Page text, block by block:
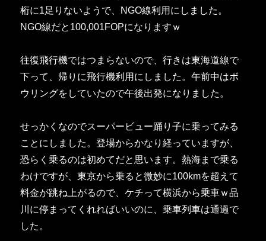
桁に1足りないようで、NGO線利用にしました。
NGO線だと100,001FOPになりますｗ
往復飛行機ではつまらないので、行きは東海道線で
下って、帰りに飛行機利用にしました。午前中はボ
ウリングをしていたので午後出発になりました。
せっかくなのでスーパービュー踊り子に乗ってみる
ことにしました。登場からかなり経っていますが、
恐らく乗るのは初めてだと思います。熱海まで乗る
わけですが、東京から乗ると微妙に100kmを超えて
料金が跳ね上がるので、ケチって横浜から乗車ｗ品
川に停まってくれればいいのに、乗車列車は通過で
した。